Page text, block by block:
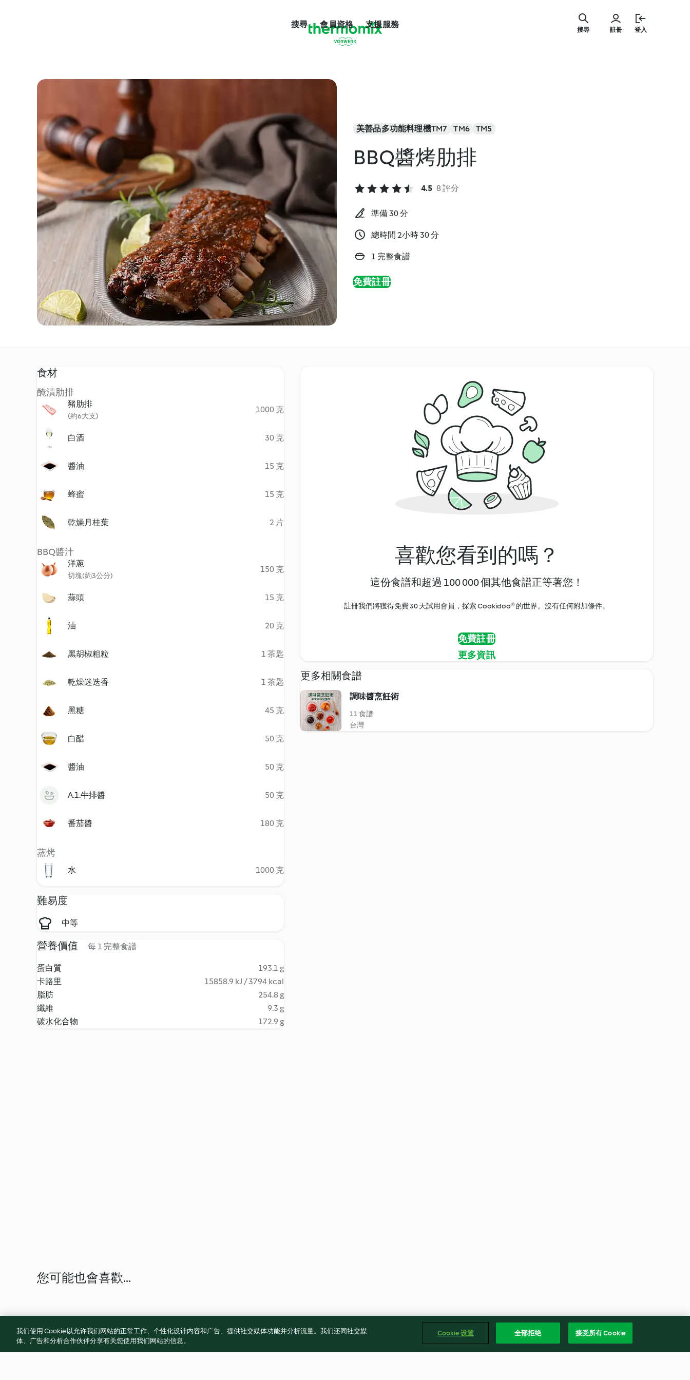
搜尋 會員資格 支援服務
註冊 登入
搜尋
美善品多功能料理機TM7 TM6 TM5
BBQ醬烤肋排
4.5 8 評分
準備 30 分
總時間 2小時 30 分
1 完整食譜
免費註冊
食材
醃漬肋排
豬肋排
(約6大支)
1000 克
白酒 30 克
醬油 15 克
蜂蜜 15 克
乾燥月桂葉 2 片
BBQ醬汁
洋蔥
切塊(約3公分)
150 克
蒜頭 15 克
油 20 克
黑胡椒粗粒 1 茶匙
乾燥迷迭香 1 茶匙
黑糖 45 克
白醋 50 克
醬油 50 克
A.1.牛排醬 50 克
番茄醬 180 克
蒸烤
水 1000 克
難易度
中等
營養價值 每 1 完整食譜
蛋白質
193.1 g
卡路里
15858.9 kJ / 3794 kcal
脂肪
254.8 g
纖維
9.3 g
碳水化合物
172.9 g
喜歡您看到的嗎？
這份食譜和超過 100 000 個其他食譜正等著您！
註冊我們將獲得免費 30 天試用會員，探索 Cookidoo® 的世界。沒有任何附加條件。
免費註冊
更多資訊
更多相關食譜
調味醬烹飪術
11 食譜
台灣
您可能也會喜歡...
我们使用 Cookie 以允许我们网站的正常工作、个性化设计内容和广告、提供社交媒体功能并分析流量。我们还同社交媒
体、广告和分析合作伙伴分享有关您使用我们网站的信息。
Cookie 设置 全部拒绝 接受所有 Cookie